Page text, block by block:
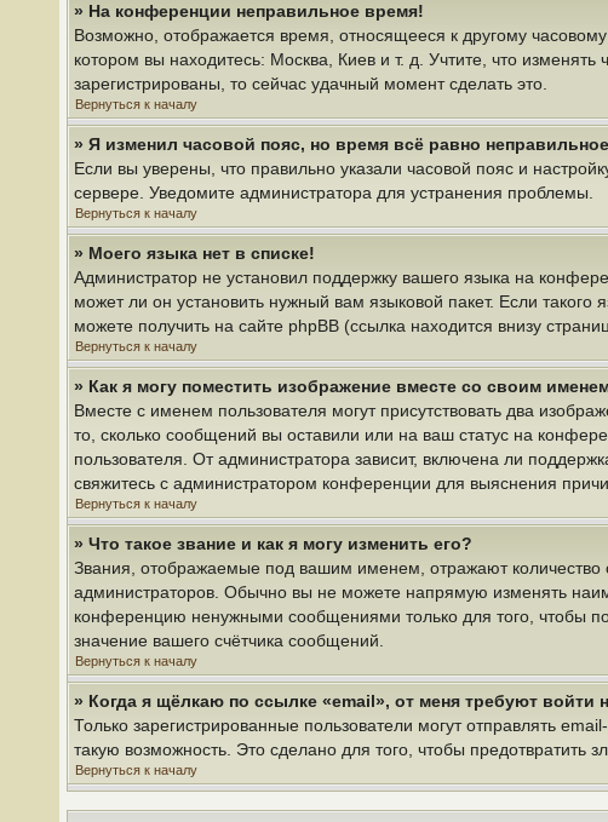
» На конференции неправильное время!
Возможно, отображается время, относящееся к другому
котором вы находитесь: Москва, Киев и т. д. Учтите, что
зарегистрированы, то сейчас удачный момент сделать это.
Вернуться к началу
» Я изменил часовой пояс, но время всё равно
Если вы уверены, что правильно указали часовой пояс и
сервере. Уведомите администратора для устранения проблемы.
Вернуться к началу
» Моего языка нет в списке!
Администратор не установил поддержку вашего языка на
может ли он установить нужный вам языковой пакет. Если
можете получить на сайте phpBB (ссылка находится внизу
Вернуться к началу
» Как я могу поместить изображение вместе со своим
Вместе с именем пользователя могут присутствовать два
то, сколько сообщений вы оставили или на ваш статус на
пользователя. От администратора зависит, включена ли
свяжитесь с администратором конференции для выяснения
Вернуться к началу
» Что такое звание и как я могу изменить его?
Звания, отображаемые под вашим именем, отражают
администраторов. Обычно вы не можете напрямую изменять
конференцию ненужными сообщениями только для того, чтобы
значение вашего счётчика сообщений.
Вернуться к началу
» Когда я щёлкаю по ссылке «email», от меня требуют войти
Только зарегистрированные пользователи могут отправлять
такую возможность. Это сделано для того, чтобы предотвратить
Вернуться к началу